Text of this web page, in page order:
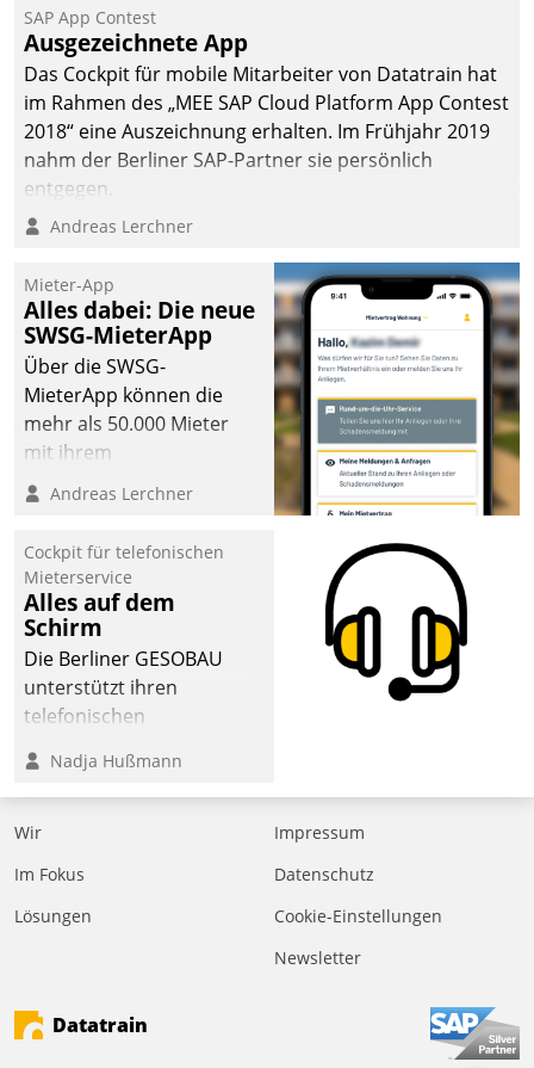
SAP App Contest
Ausgezeichnete App
Das Cockpit für mobile Mitarbeiter von Datatrain hat
im Rahmen des „MEE SAP Cloud Platform App Contest
2018“ eine Auszeichnung erhalten. Im Frühjahr 2019
nahm der Berliner SAP-Partner sie persönlich
entgegen.
Andreas Lerchner
Mieter-App
Alles dabei: Die neue
SWSG-MieterApp
Über die SWSG-
MieterApp können die
mehr als 50.000 Mieter
mit ihrem
Wohnungsunternehmen
kommunizieren, auf dem
einsehen und ändern
oder
Schadensmeldungen
abgeben – rund um die
Uhr.
Andreas Lerchner
Cockpit für telefonischen
Mieterservice
Alles auf dem
Schirm
Die Berliner GESOBAU
unterstützt ihren
telefonischen
digitalen Cockpit, das
situationsbezogen
passende Fragen und
Eine intuitive
Dialogführung ermöglicht
effizienter zu bearbeiten.
Nadja Hußmann
Wir
Im Fokus
Lösungen
Impressum
Datenschutz
Cookie-Einstellungen
Newsletter
Datatrain